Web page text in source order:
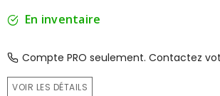
En inventaire
Compte PRO seulement. Contactez
VOIR LES DÉTAILS